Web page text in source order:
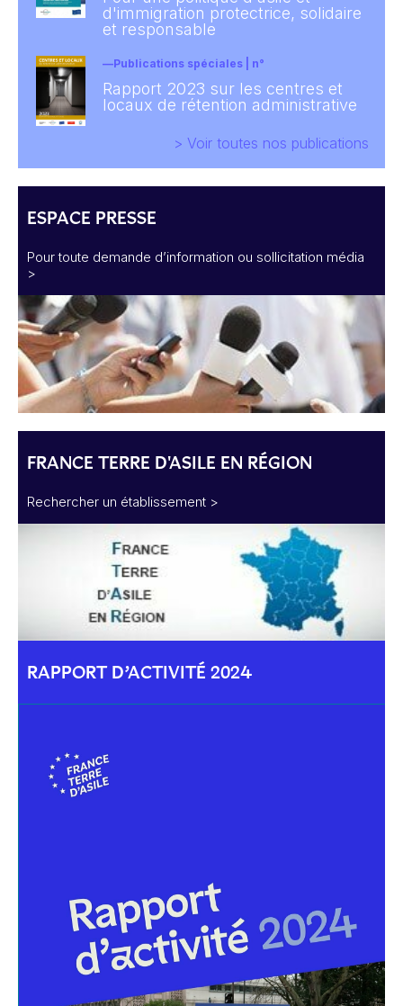
d'immigration protectrice, solidaire
et responsable
Publications spéciales | n°
Rapport 2023 sur les centres et
locaux de rétention administrative
> Voir toutes nos publications
ESPACE PRESSE
Pour toute demande d’information ou sollicitation média
>
FRANCE TERRE D'ASILE EN RÉGION
Rechercher un établissement >
RAPPORT D’ACTIVITÉ 2024